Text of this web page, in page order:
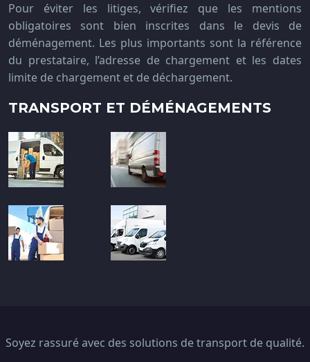
Pour éviter les litiges, vérifiez que les mentions
obligatoires sont bien inscrites dans le devis de
déménagement. Les plus importants sont la référence
du prestataire, l’adresse de chargement et les dates
limite de chargement et de déchargement.
TRANSPORT ET DÉMÉNAGEMENTS
Soyez rassuré avec des solutions de transport de qualité.